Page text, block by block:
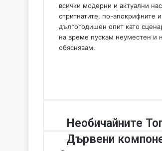
всички модерни и актуални
отритнатите, по-апокрифните
дългогодишен опит като
на време пускам неуместен и
обяснявам.
ie
o
u
b
Н
е
о
Необичайните
Дървени